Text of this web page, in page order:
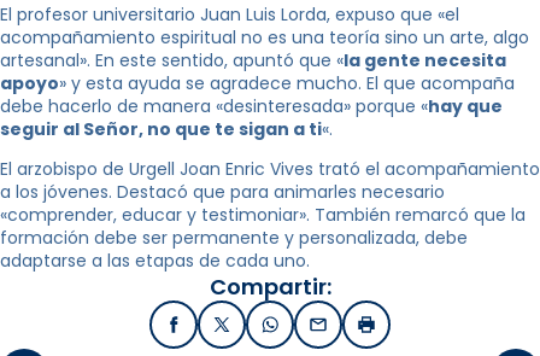
El profesor universitario Juan Luis Lorda, expuso que «el
acompañamiento espiritual no es una teoría sino un arte, algo
artesanal». En este sentido, apuntó que «la gente necesita
apoyo» y esta ayuda se agradece mucho. El que acompaña
debe hacerlo de manera «desinteresada» porque «hay que
seguir al Señor, no que te sigan a ti«.
El arzobispo de Urgell Joan Enric Vives trató el acompañamiento
a los jóvenes. Destacó que para animarles necesario
«comprender, educar y testimoniar». También remarcó que la
formación debe ser permanente y personalizada, debe
adaptarse a las etapas de cada uno.
Compartir:
FacebookX / TwitterWhatsApp
EmailImprimir